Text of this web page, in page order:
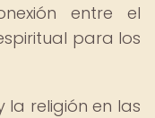
entre el
para los
la religión en las